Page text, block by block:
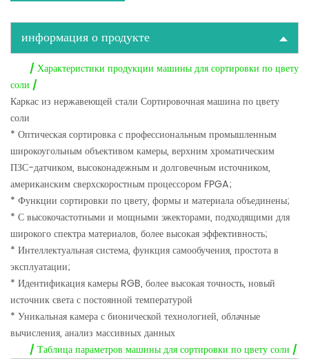
информация о продукте
/ Характеристики продукции машины для сортировки по цвету
соли /
Каркас из нержавеющей стали Сортировочная машина по цвету
соли
* Оптическая сортировка с профессиональным промышленным
широкоугольным объективом камеры, верхним хроматическим
ПЗС-датчиком, высоконадежным и долговечным источником,
американским сверхскоростным процессором FPGA;
* Функции сортировки по цвету, формы и материала объединены;
* С высокочастотными и мощными эжекторами, подходящими для
широкого спектра материалов, более высокая эффективность;
* Интеллектуальная система, функция самообучения, простота в
эксплуатации;
* Идентификация камеры RGB, более высокая точность, новый
источник света с постоянной температурой
* Уникальная камера с бионической технологией, облачные
вычисления, анализ массивных данных
/ Таблица параметров машины для сортировки по цвету соли /